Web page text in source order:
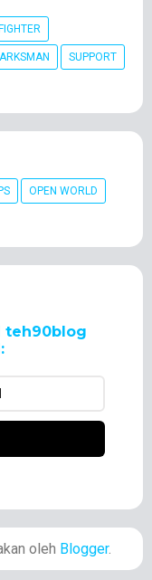
SUPPORT
OPEN WORLD
teh90blog
oleh Blogger.